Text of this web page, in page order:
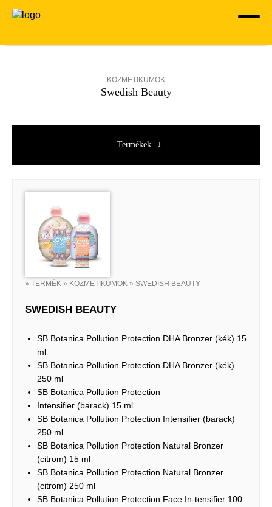
KOZMETIKUMOK
Swedish Beauty
Termékek
» TERMÉK » KOZMETIKUMOK » SWEDISH BEAUTY
SWEDISH BEAUTY
SB Botanica Pollution Protection DHA Bronzer (kék) 15
ml
SB Botanica Pollution Protection DHA Bronzer (kék)
250 ml
SB Botanica Pollution Protection
Intensiﬁer (barack) 15 ml
SB Botanica Pollution Protection Intensiﬁer (barack)
250 ml
SB Botanica Pollution Protection Natural Bronzer
(citrom) 15 ml
SB Botanica Pollution Protection Natural Bronzer
(citrom) 250 ml
SB Botanica Pollution Protection Face In-tensiﬁer 100